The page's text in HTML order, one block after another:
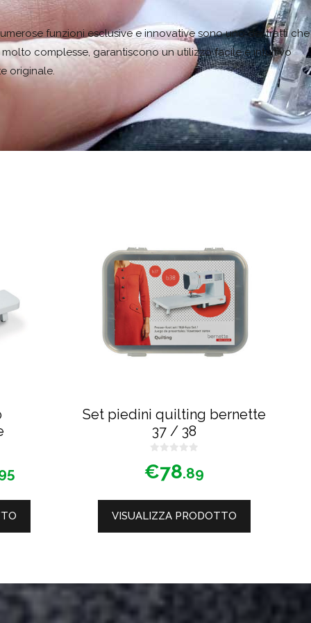
funzioni esclusive e innovative sono uno dei tratti che
complesse, garantiscono un utilizzo facile e intuitivo
originale.
Set piedini quilting bernette
37 / 38
s
u
€78.89
VISUALIZZA PRODOTTO